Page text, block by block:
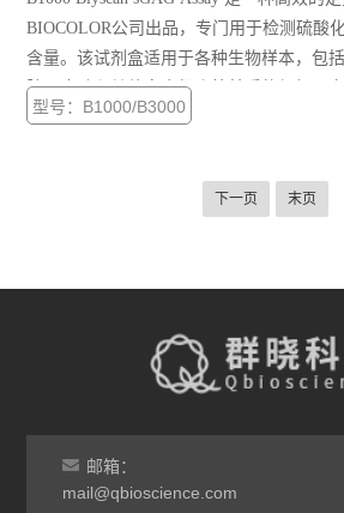
BIOCOLOR公司出品，专门用于检测硫酸
含量。该试剂盒适用于各种生物样本，包
脏、皮肤和其他富含细胞外基质的组织。
的sGAG含量，广泛应用于软骨修复、组
型号：B1000/B3000
下一页 末页
邮箱：
mail@qbioscience.com